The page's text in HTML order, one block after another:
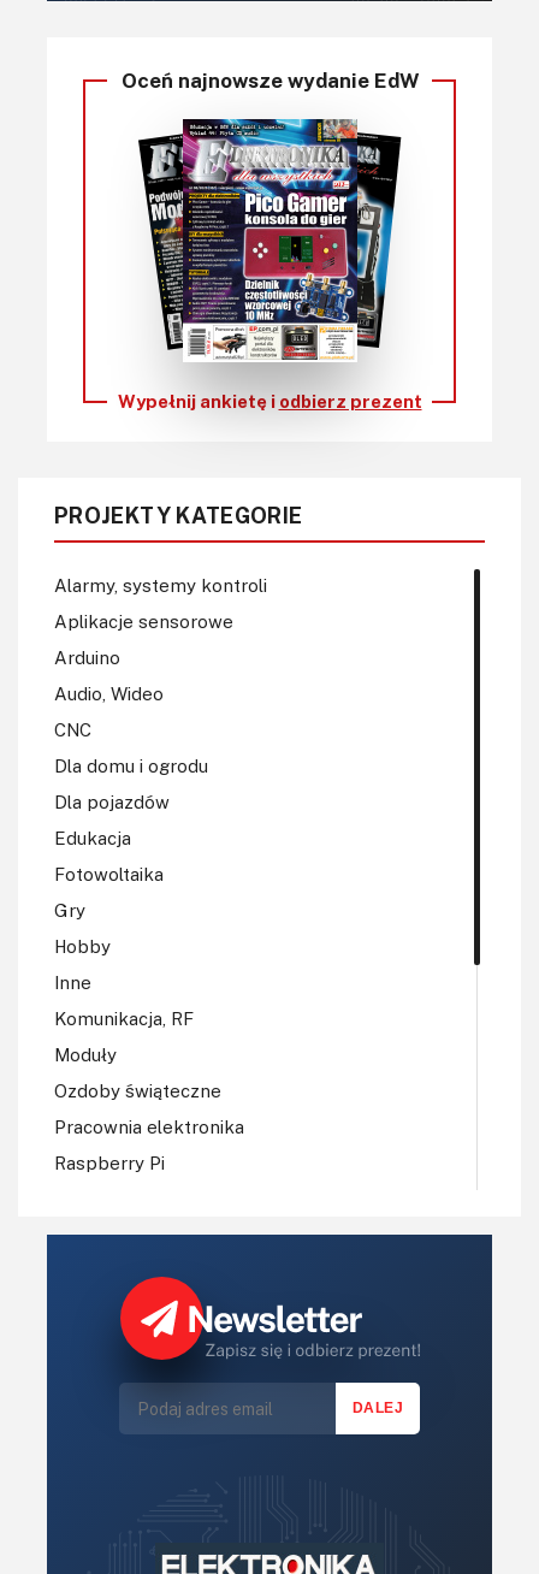
Oceń najnowsze wydanie EdW
Wypełnij ankietę i odbierz prezent
PROJEKTY KATEGORIE
Alarmy, systemy kontroli
Aplikacje sensorowe
Arduino
Audio, Wideo
CNC
Dla domu i ogrodu
Dla pojazdów
Edukacja
Fotowoltaika
Gry
Hobby
Inne
Komunikacja, RF
Moduły
Ozdoby świąteczne
Pracownia elektronika
Raspberry Pi
Robotyka
Sterowniki silników
Technika μP, μC, PLD
Termometry i termostaty